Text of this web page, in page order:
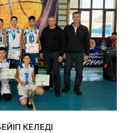
КЕЛЕДІ